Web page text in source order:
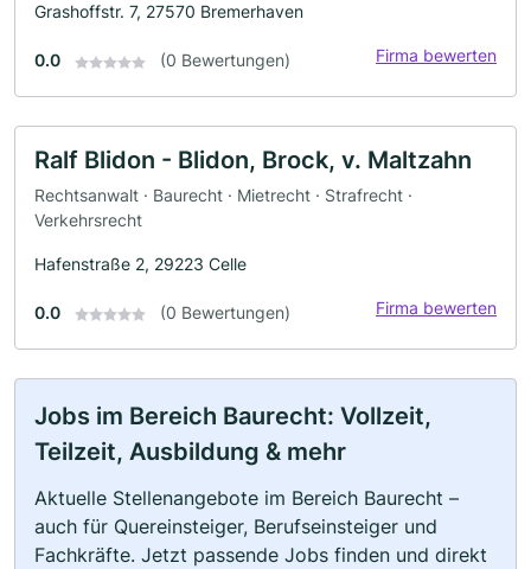
Grashoffstr. 7, 27570 Bremerhaven
0.0 (0 Bewertungen) Firma bewerten
Ralf Blidon - Blidon, Brock, v. Maltzahn
Rechtsanwalt · Baurecht · Mietrecht · Strafrecht ·
Verkehrsrecht
Hafenstraße 2, 29223 Celle
0.0 (0 Bewertungen) Firma bewerten
Jobs im Bereich Baurecht: Vollzeit,
Teilzeit, Ausbildung & mehr
Aktuelle Stellenangebote im Bereich Baurecht –
auch für Quereinsteiger, Berufseinsteiger und
Fachkräfte. Jetzt passende Jobs finden und direkt